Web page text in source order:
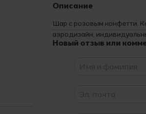
Описание
Шар с розовым конфетти.
аэродизайн,
Новый отзыв или